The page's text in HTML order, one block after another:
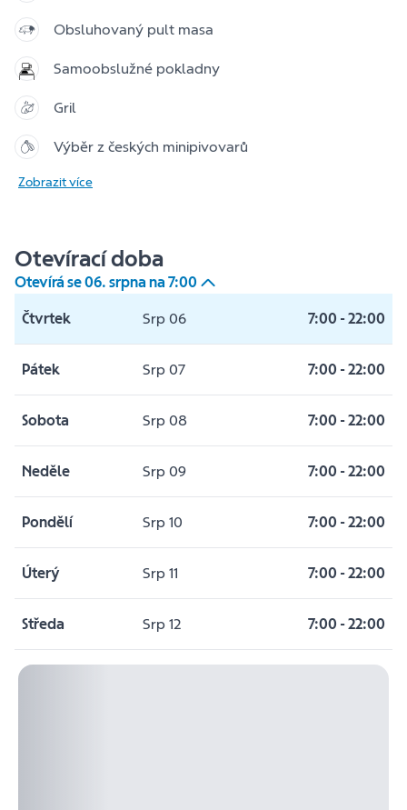
Obsluhovaný pult masa
Samoobslužné pokladny
Gril
Výběr z českých minipivovarů
Zobrazit více
Otevírací doba
Otevírá se06. srpna na 7:00
Čtvrtek Srp 06 7:00 -22:00
Pátek Srp 07 7:00 -22:00
Sobota Srp 08 7:00 -22:00
Neděle Srp 09 7:00 -22:00
Pondělí Srp 10 7:00 -22:00
Úterý Srp 11 7:00 -22:00
Středa Srp 12 7:00 -22:00